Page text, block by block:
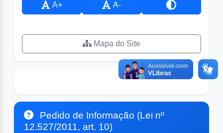
A+ A-
Mapa do Site
Pedido de Informação (Lei nº
12.527/2011, art. 10)